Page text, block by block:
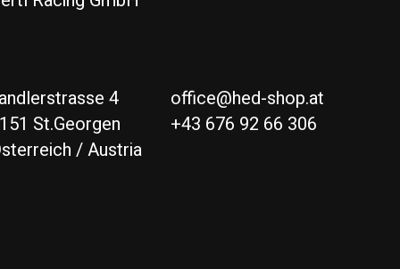
4
St.Georgen
/ Austria
office@hed-shop.at
+43 676 92 66 306